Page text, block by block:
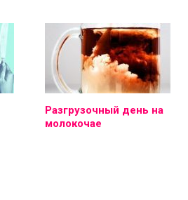
Разгрузочный день на
молокочае